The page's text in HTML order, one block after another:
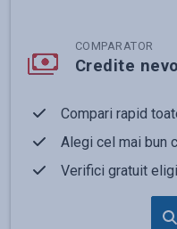
COMPARATOR
Credite
Compari rapid
Alegi cel mai bun
Verifici gratuit